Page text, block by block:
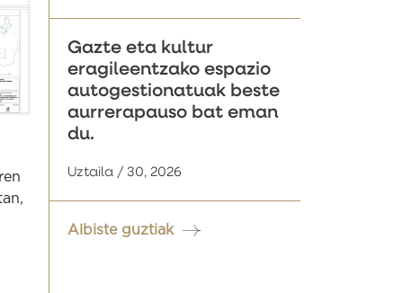
Gazte eta kultur
eragileentzako espazio
autogestionatuak beste
aurrerapauso bat eman
du.
Uztaila / 30, 2026
Albiste guztiak